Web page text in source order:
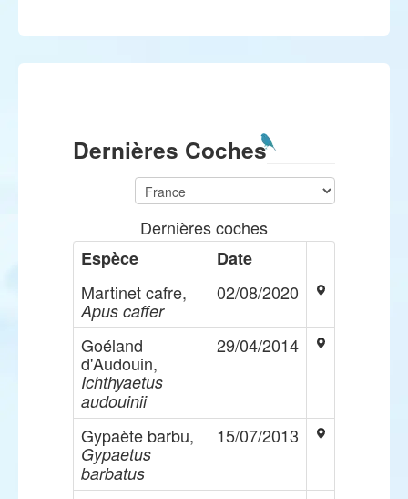
Dernières Coches
Dernières coches
Espèce
Date
Martinet cafre,
Apus caffer
02/08/2020
Goéland
d'Audouin,
Ichthyaetus
audouinii
29/04/2014
Gypaète barbu,
Gypaetus
barbatus
15/07/2013